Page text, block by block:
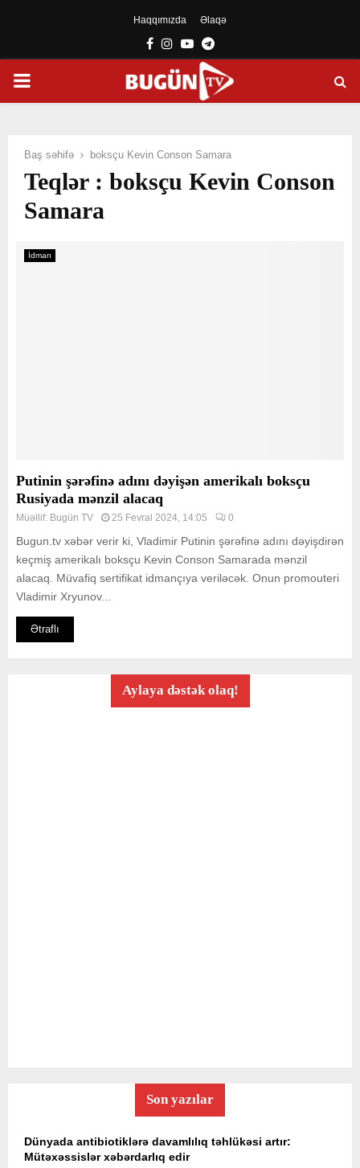
Haqqımızda Əlaqə
Facebook
Instagram
YoutubeTelegram
PRIMARY
Baş səhifə boksçu Kevin Conson Samara
Teqlər : boksçu Kevin Conson
Samara
İdman
Putinin şərəfinə adını dəyişən amerikalı boksçu
Rusiyada mənzil alacaq
Müəllif: Bugün TV 25 Fevral 2024, 14:05 0
Bugun.tv xəbər verir ki, Vladimir Putinin şərəfinə adını dəyişdirən
keçmiş amerikalı boksçu Kevin Conson Samarada mənzil
alacaq. Müvafiq sertifikat idmançıya veriləcək. Onun promouteri
Vladimir Xryunov...
Ətraflı
Aylaya dəstək olaq!
Son yazılar
Dünyada antibiotiklərə davamlılıq təhlükəsi artır:
Mütəxəssislər xəbərdarlıq edir